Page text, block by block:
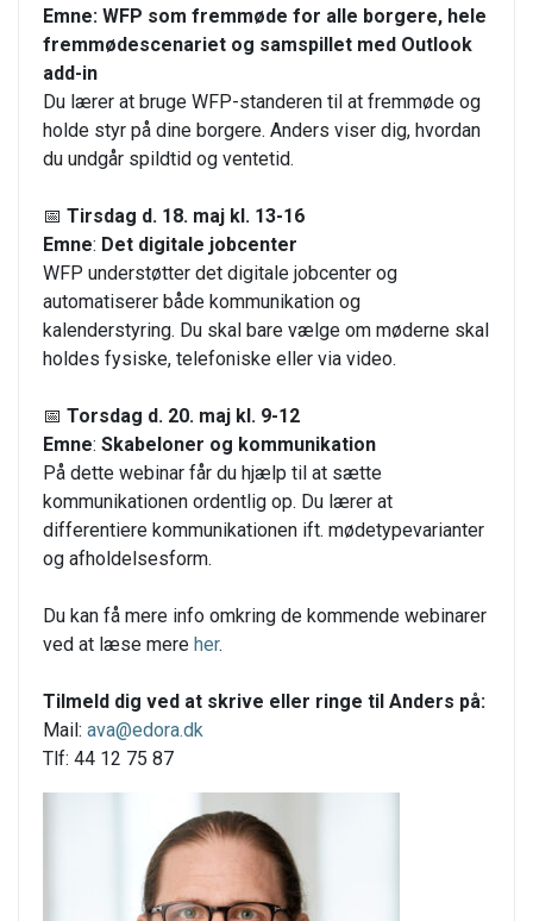
Emne: WFP som fremmøde for alle borgere, hele
fremmødescenariet og samspillet med Outlook
add-in
Du lærer at bruge WFP-standeren til at fremmøde og
holde styr på dine borgere. Anders viser dig, hvordan
du undgår spildtid og ventetid.
📅 Tirsdag d. 18. maj kl. 13-16
Emne: Det digitale jobcenter
WFP understøtter det digitale jobcenter og
automatiserer både kommunikation og
kalenderstyring. Du skal bare vælge om møderne skal
holdes fysiske, telefoniske eller via video.
📅 Torsdag d. 20. maj kl. 9-12
Emne: Skabeloner og kommunikation
På dette webinar får du hjælp til at sætte
kommunikationen ordentlig op. Du lærer at
differentiere kommunikationen ift. mødetypevarianter
og afholdelsesform.
Du kan få mere info omkring de kommende webinarer
ved at læse mere her.
Tilmeld dig ved at skrive eller ringe til Anders på:
Mail: ava@edora.dk
Tlf: 44 12 75 87